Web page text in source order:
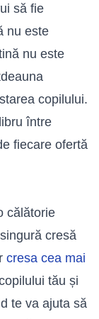
să fie
nu este
nu este
copilului.
între
fiecare ofertă
călătorie
cresă
cresa cea mai
tău și
te va ajuta să